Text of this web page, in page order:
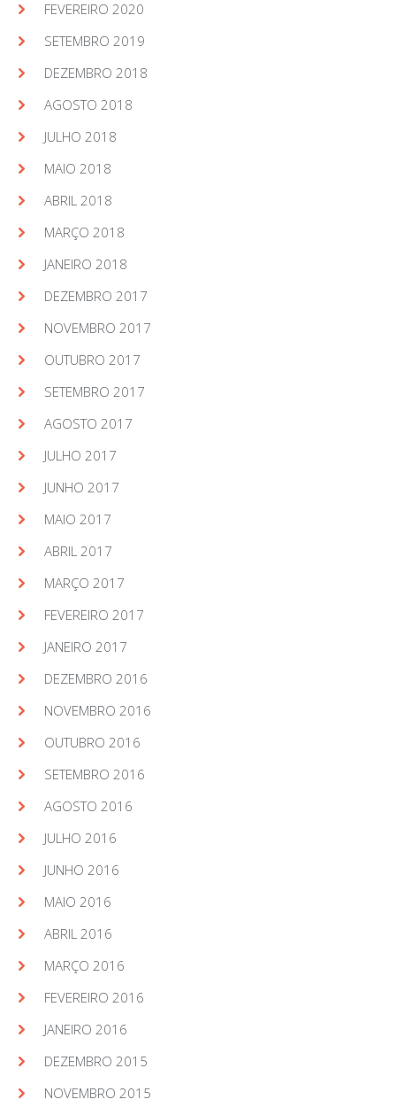
FEVEREIRO 2020
SETEMBRO 2019
DEZEMBRO 2018
AGOSTO 2018
JULHO 2018
MAIO 2018
ABRIL 2018
MARÇO 2018
JANEIRO 2018
DEZEMBRO 2017
NOVEMBRO 2017
OUTUBRO 2017
SETEMBRO 2017
AGOSTO 2017
JULHO 2017
JUNHO 2017
MAIO 2017
ABRIL 2017
MARÇO 2017
FEVEREIRO 2017
JANEIRO 2017
DEZEMBRO 2016
NOVEMBRO 2016
OUTUBRO 2016
SETEMBRO 2016
AGOSTO 2016
JULHO 2016
JUNHO 2016
MAIO 2016
ABRIL 2016
MARÇO 2016
FEVEREIRO 2016
JANEIRO 2016
DEZEMBRO 2015
NOVEMBRO 2015